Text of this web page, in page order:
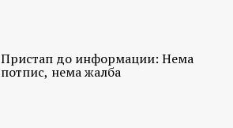
Пристап до информации: Нема
потпис, нема жалба